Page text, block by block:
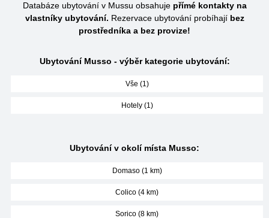
Databáze ubytování v Mussu obsahuje přímé kontakty na
vlastníky ubytování. Rezervace ubytování probíhají bez
prostředníka a bez provize!
Ubytování Musso - výběr kategorie ubytování:
Vše (1)
Hotely (1)
Ubytování v okolí místa Musso:
Domaso (1 km)
Colico (4 km)
Sorico (8 km)